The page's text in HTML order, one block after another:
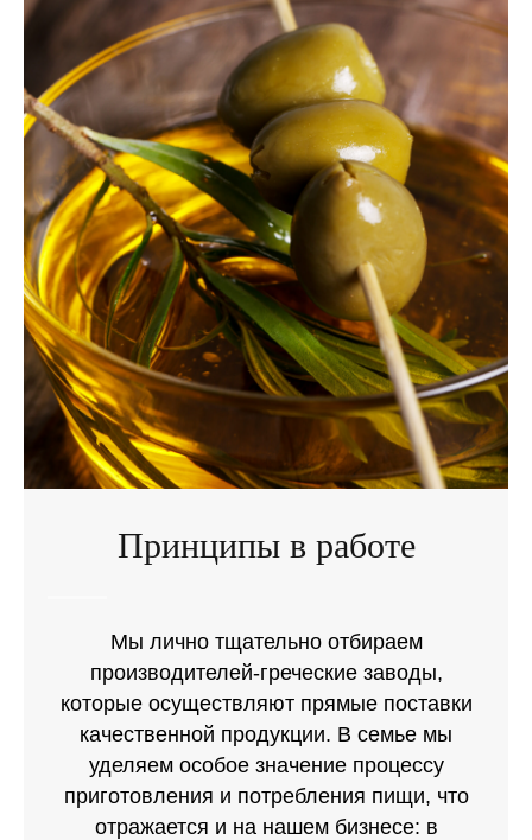
Принципы в работе
Мы лично тщательно отбираем
производителей-греческие заводы,
которые осуществляют прямые поставки
качественной продукции. В семье мы
уделяем особое значение процессу
приготовления и потребления пищи, что
отражается и на нашем бизнесе: в